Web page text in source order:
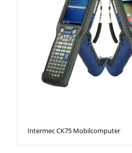
Intermec CK75 Mobilcomputer